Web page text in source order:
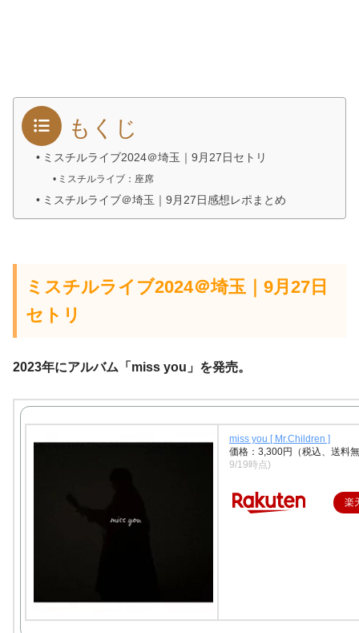
もくじ
ミスチルライブ2024＠埼玉｜9月27日セトリ
ミスチルライブ：座席
ミスチルライブ＠埼玉｜9月27日感想レポまとめ
ミスチルライブ2024＠埼玉｜9月27日
セトリ
2023年にアルバム「miss you」を発売。
miss you [ Mr.Children ]
価格：3,300円（税込、送料
9/19時点)
楽